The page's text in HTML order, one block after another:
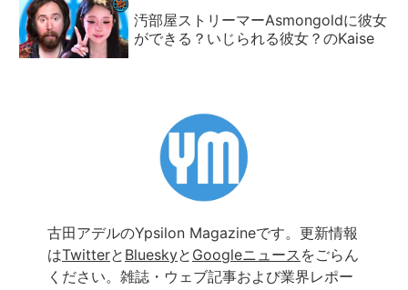
汚部屋ストリーマーAsmongoldに彼女
ができる？いじられる彼女？のKaise
古田アデルのYpsilon Magazineです。更新情報
はTwitterと Blueskyと Googleニュース をごらん
ください。雑誌・ウェブ記事および業界レポー